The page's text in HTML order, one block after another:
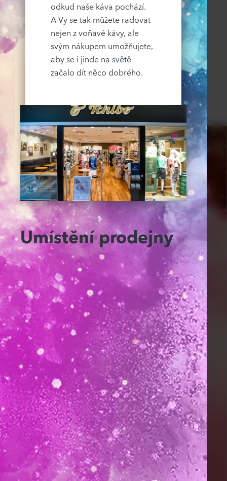
odkud naše káva pochází.
A Vy se tak můžete radovat
nejen z voňavé kávy, ale
svým nákupem umožňujete,
aby se i jinde na světě
začalo dít něco dobrého.
Umístění prodejny